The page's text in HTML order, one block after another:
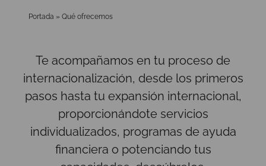
Portada » Qué ofrecemos
Te acompañamos en tu proceso de
internacionalización, desde los primeros
pasos hasta tu expansión internacional,
proporcionándote servicios
individualizados, programas de ayuda
financiera o potenciando tus